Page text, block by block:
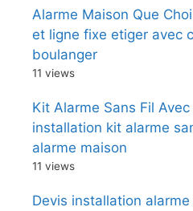
Alarme Maison Que
et ligne fixe etiger avec
boulanger
11 views
Kit Alarme Sans Fil
installation kit alarme
alarme maison
11 views
Devis installation